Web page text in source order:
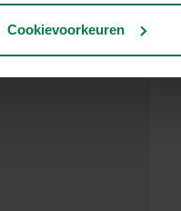
Cookievoorkeuren